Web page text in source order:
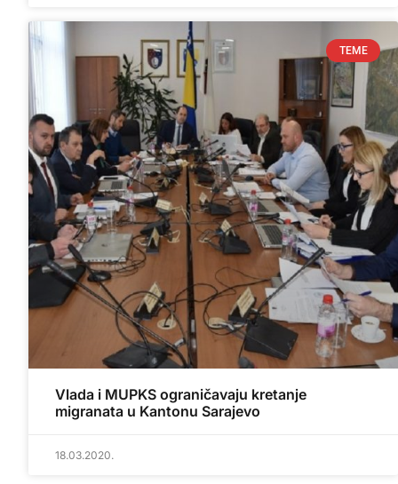
TEME
Vlada i MUPKS ograničavaju kretanje
migranata u Kantonu Sarajevo
18.03.2020.